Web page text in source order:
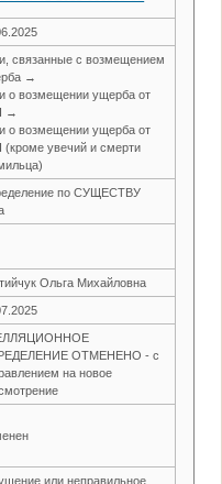
связанные с возмещением
→
о возмещении ущерба от
→
о возмещении ущерба от
(кроме увечий и смерти
по СУЩЕСТВУ
Ольга Михайловна
ОТМЕНЕНО - с
на новое
или неправильное